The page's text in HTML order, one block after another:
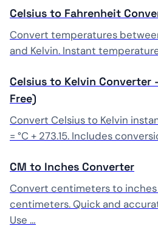
Celsius to Fahrenheit
Convert temperatures
and Kelvin. Instant
Celsius to Kelvin Converter
Free)
Convert Celsius to Kelvin
= °C + 273.15. Includes
CM to Inches Converter
Convert centimeters to
centimeters. Quick and
Use …